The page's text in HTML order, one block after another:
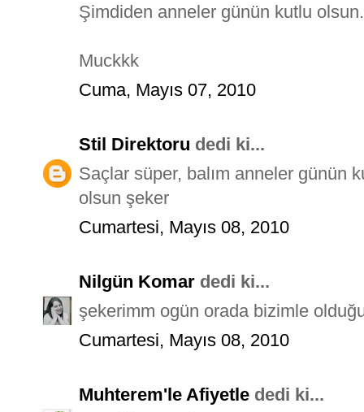
Şimdiden anneler günün kutlu
Muckkk
Cuma, Mayıs 07, 2010
Stil Direktoru dedi ki...
Saçlar süper, balım anneler günün
olsun şeker
Cumartesi, Mayıs 08, 2010
Nilgün Komar dedi ki...
şekerimm ogün orada bizimle
Cumartesi, Mayıs 08, 2010
Muhterem'le Afiyetle dedi ki...